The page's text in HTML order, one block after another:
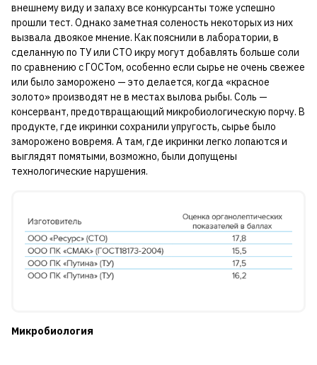
внешнему виду и запаху все конкурсанты тоже успешно
прошли тест. Однако заметная соленость некоторых из них
вызвала двоякое мнение. Как пояснили в лаборатории, в
сделанную по ТУ или СТО икру могут добавлять больше соли
по сравнению с ГОСТом, особенно если сырье не очень свежее
или было заморожено — это делается, когда «красное
золото» производят не в местах вылова рыбы. Соль —
консервант, предотвращающий микробиологическую порчу. В
продукте, где икринки сохранили упругость, сырье было
заморожено вовремя. А там, где икринки легко лопаются и
выглядят помятыми, возможно, были допущены
технологические нарушения.
Микробиология